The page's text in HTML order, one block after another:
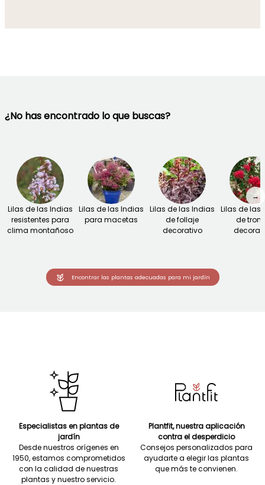
¿No has encontrado lo que buscas?
Lilas de las Indias
resistentes para
clima montañoso
Lilas de las Indias
para macetas
Lilas de las Indias
de follaje
decorativo
Lilas de las
de
→
Encontrar las plantas adecuadas para mi jardín
Especialistas en plantas de
jardín
Desde nuestros orígenes en
1950, estamos comprometidos
con la calidad de nuestras
plantas y nuestro servicio.
Plantfit, nuestra aplicación
contra el desperdicio
Consejos personalizados para
ayudarte a elegir las plantas
que más te convienen.